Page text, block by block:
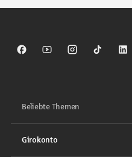
Sparkasse auf Facebook
Sparkasse auf Youtube
Sparkasse auf
Beliebte Themen
Girokonto